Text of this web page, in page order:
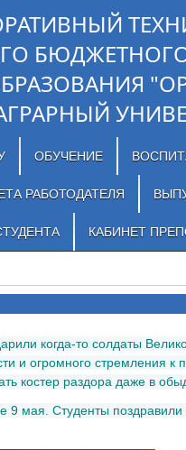
ОБУЧЕНИЕ
РАБОТОДАТЕЛЯ
КАБИНЕТ
когда-то солдаты
и огромного стремления к
костер раздора даже в
мая. Студенты поздравили